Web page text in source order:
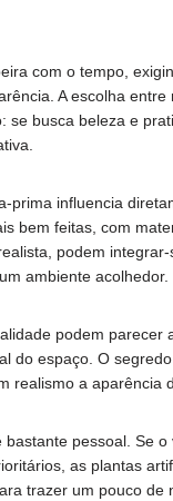
com o tempo,
A escolha
se busca beleza e
prima influencia
bem feitas, com
podem
ambiente acolhedor.
podem parecer
do espaço. O
realismo a aparência
bastante pessoal. Se
as plantas
trazer um pouco de